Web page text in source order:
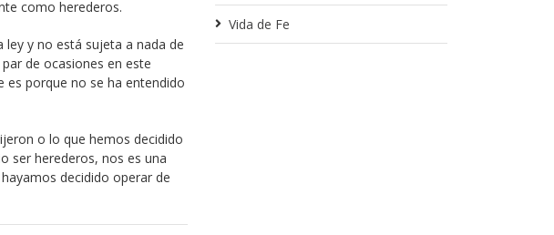
como herederos.
ley y no está sujeta a nada de
de ocasiones en este
porque no se ha entendido
o lo que hemos decidido
ser herederos, nos es una
decidido operar de
Vida de Fe